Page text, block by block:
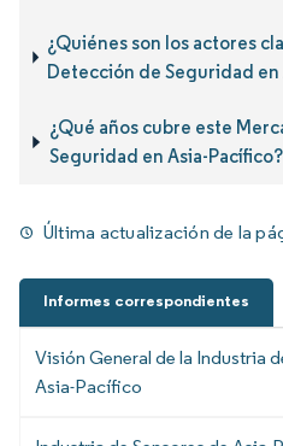
¿Quiénes son los actores
Detección de Seguridad en
¿Qué años cubre este
Seguridad en Asia-Pacífico?
Última actualización de la
Informes correspondientes
Visión General de la Industria
Asia-Pacífico